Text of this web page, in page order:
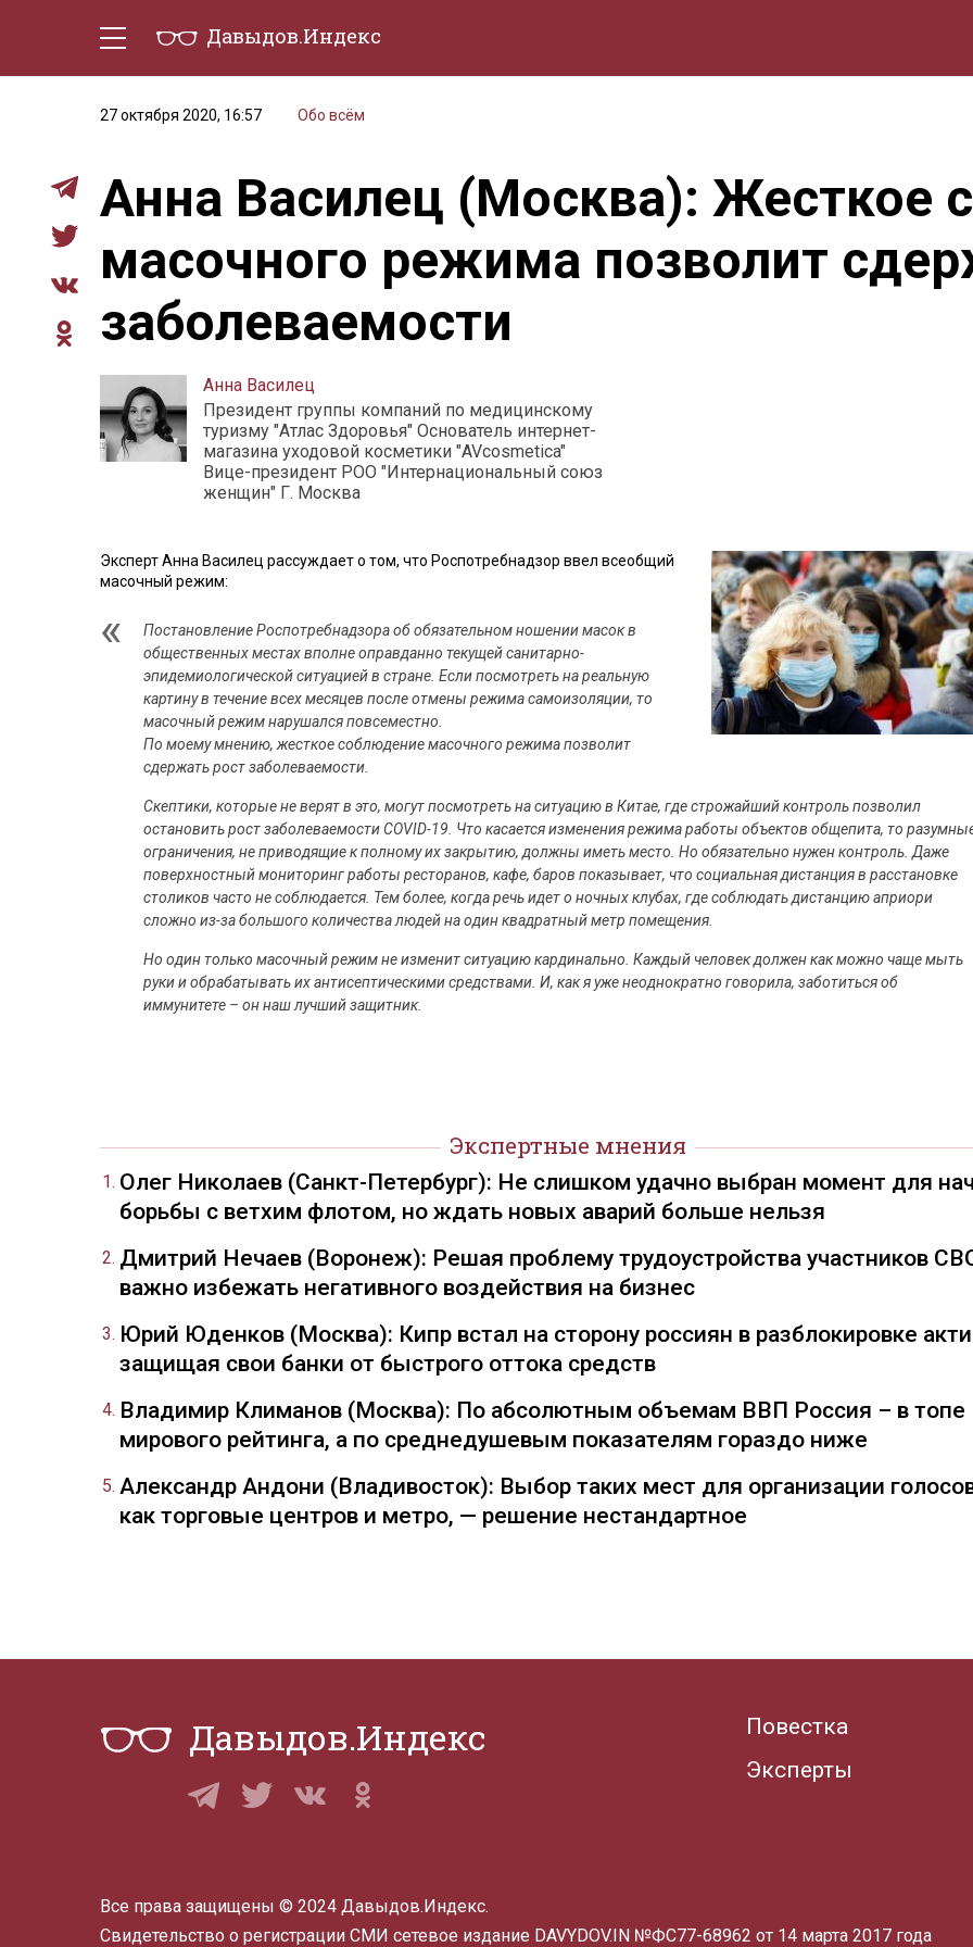
Давыдов.Индекс
27 октября 2020, 16:57
Обо всём
Анна Василец (Москва): Жесткое
масочного режима позволит
заболеваемости
Анна Василец
Президент группы компаний по медицинскому
туризму "Атлас Здоровья" Основатель интернет-
магазина уходовой косметики "AVcosmetica"
Вице-президент РОО "Интернациональный союз
женщин" Г. Москва
Эксперт Анна Василец рассуждает о том, что Роспотребнадзор ввел всеобщий
масочный режим:
Постановление Роспотребнадзора об обязательном ношении масок в
общественных местах вполне оправданно текущей санитарно-
эпидемиологической ситуацией в стране. Если посмотреть на реальную
картину в течение всех месяцев после отмены режима самоизоляции, то
масочный режим нарушался повсеместно.
По моему мнению, жесткое соблюдение масочного режима позволит
сдержать рост заболеваемости.
Скептики, которые не верят в это, могут посмотреть на ситуацию в Китае, где строжайший контроль позволил
остановить рост заболеваемости COVID-19. Что касается изменения режима работы объектов общепита, то
ограничения, не приводящие к полному их закрытию, должны иметь место. Но обязательно нужен контроль. Даже
поверхностный мониторинг работы ресторанов, кафе, баров показывает, что социальная дистанция в расстановке
столиков часто не соблюдается. Тем более, когда речь идет о ночных клубах, где соблюдать дистанцию априори
сложно из-за большого количества людей на один квадратный метр помещения.
Но один только масочный режим не изменит ситуацию кардинально. Каждый человек должен как можно чаще мыть
руки и обрабатывать их антисептическими средствами. И, как я уже неоднократно говорила, заботиться об
иммунитете – он наш лучший защитник.
Экспертные мнения
Олег Николаев (Санкт-Петербург): Не слишком удачно выбран момент для
борьбы с ветхим флотом, но ждать новых аварий больше нельзя
Дмитрий Нечаев (Воронеж): Решая проблему трудоустройства участников
важно избежать негативного воздействия на бизнес
Юрий Юденков (Москва): Кипр встал на сторону россиян в разблокировке
защищая свои банки от быстрого оттока средств
Владимир Климанов (Москва): По абсолютным объемам ВВП Россия – в топе
мирового рейтинга, а по среднедушевым показателям гораздо ниже
Александр Андони (Владивосток): Выбор таких мест для организации
как торговые центров и метро, — решение нестандартное
Давыдов.Индекс
Повестка
Эксперты
Все права защищены © 2024 Давыдов.Индекс.
Свидетельство о регистрации СМИ сетевое издание DAVYDOV.IN №ФС77-68962 от 14 марта 2017 года